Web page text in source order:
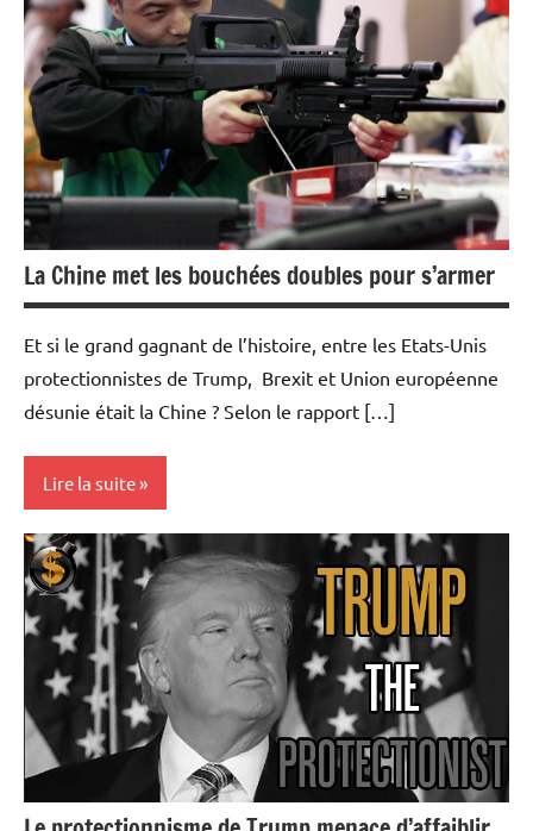
Economie
La Chine met les bouchées doubles pour s’armer
Et si le grand gagnant de l’histoire, entre les Etats-Unis
protectionnistes de Trump, Brexit et Union européenne
désunie était la Chine ? Selon le rapport […]
Lire la suite
Actualités
Aéronautique
Armement
Economie